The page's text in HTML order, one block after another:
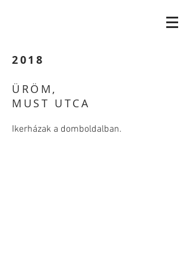
2018
ÜRÖM,
MUST UTCA
Ikerházak a domboldalban.